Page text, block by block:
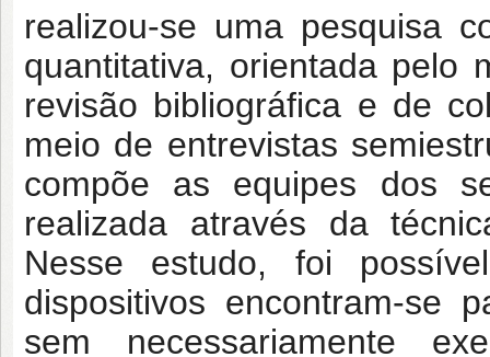
realizou-se uma pesquisa
quantitativa, orientada pelo
revisão bibliográfica e de
meio de entrevistas
compõe as equipes dos
realizada através da
Nesse estudo, foi
dispositivos encontram-se
sem necessariamente